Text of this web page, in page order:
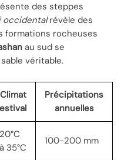
des steppes
occidentalrévèle des
formations rocheuses
au sud se
véritable.
Climat
estival
Précipitations
annuelles
20°C
à 35°C
100-200 mm